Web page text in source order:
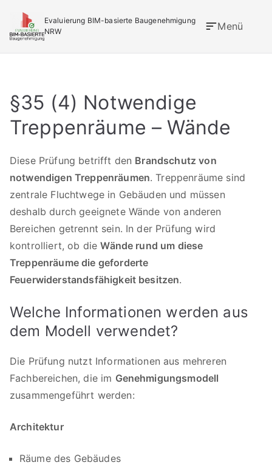
Inhalt
springen
Evaluierung BIM-basierte Baugenehmigung
NRW
Menü
§35 (4) Notwendige
Treppenräume – Wände
Diese Prüfung betrifft den Brandschutz von
notwendigen Treppenräumen. Treppenräume sind
zentrale Fluchtwege in Gebäuden und müssen
deshalb durch geeignete Wände von anderen
Bereichen getrennt sein. In der Prüfung wird
kontrolliert, ob dieWände rund um diese
Treppenräume die geforderte
Feuerwiderstandsfähigkeit besitzen.
Welche Informationen werden aus
dem Modell verwendet?
Die Prüfung nutzt Informationen aus mehreren
Fachbereichen, die im Genehmigungsmodell
zusammengeführt werden:
Architektur
Räume des Gebäudes